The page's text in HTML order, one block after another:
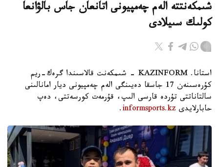
شىمكەنتتە الەم چەمپيونى اتانعان جاس بالۋانعا
كولىك سىيلادى
استانا. KAZINFORM - شىمكەنت قالاسىندا گرەك-ريم
كۇرەسىنەن 17 جاسقا دەيىنگى الەم چەمپيونى ديار امانالىنى
سالتاناتتى تۇردە قارسى الىپ، قۇرمەت كورسەتتى، دەپ
حابارلايدى informsports.kz
.